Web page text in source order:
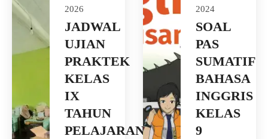
2026
JADWAL
UJIAN
PRAKTEK
KELAS
IX
TAHUN
PELAJARAN
2024
SOAL
PAS
SUMATIF
BAHASA
INGGRIS
KELAS
9